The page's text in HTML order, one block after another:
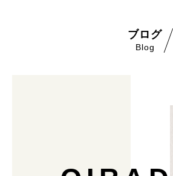
ブログ
Blog